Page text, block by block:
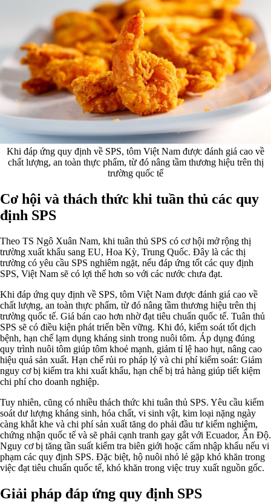
Khi đáp ứng quy định về SPS, tôm Việt Nam được đánh giá cao về
chất lượng, an toàn thực phẩm, từ đó nâng tầm thương hiệu trên thị
trường quốc tế
Cơ hội và thách thức khi tuần thủ các quy
định SPS
Theo TS Ngô Xuân Nam, khi tuân thủ SPS có cơ hội mở rộng thị
trường xuất khẩu sang EU, Hoa Kỳ, Trung Quốc. Đây là các thị
trường có yêu cầu SPS nghiêm ngặt, nếu đáp ứng tốt các quy định
SPS, Việt Nam sẽ có lợi thế hơn so với các nước chưa đạt.
Khi đáp ứng quy định về SPS, tôm Việt Nam được đánh giá cao về
chất lượng, an toàn thực phẩm, từ đó nâng tầm thương hiệu trên thị
trường quốc tế. Giá bán cao hơn nhờ đạt tiêu chuẩn quốc tế. Tuân thủ
SPS sẽ có điều kiện phát triển bền vững. Khi đó, kiểm soát tốt dịch
bệnh, hạn chế lạm dụng kháng sinh trong nuôi tôm. Áp dụng đúng
quy trình nuôi tôm giúp tôm khoẻ mạnh, giảm tỉ lệ hao hụt, nâng cao
hiệu quả sản xuất. Hạn chế rủi ro pháp lý và chi phí kiểm soát: Giảm
nguy cơ bị kiểm tra khi xuất khẩu, hạn chế bị trả hàng giúp tiết kiệm
chi phí cho doanh nghiệp.
Tuy nhiên, cũng có nhiều thách thức khi tuân thủ SPS. Yêu cầu kiểm
soát dư lượng kháng sinh, hóa chất, vi sinh vật, kim loại nặng ngày
càng khắt khe và chi phí sản xuất tăng do phải đầu tư kiểm nghiệm,
chứng nhận quốc tế và sẽ phải cạnh tranh gay gắt với Ecuador, Ấn Độ.
Nguy cơ bị tăng tần suất kiểm tra biên giới hoặc cấm nhập khẩu nếu vi
phạm các quy định SPS. Đặc biệt, hộ nuôi nhỏ lẻ gặp khó khăn trong
việc đạt tiêu chuẩn quốc tế, khó khăn trong việc truy xuất nguồn gốc.
Giải pháp đáp ứng quy định SPS